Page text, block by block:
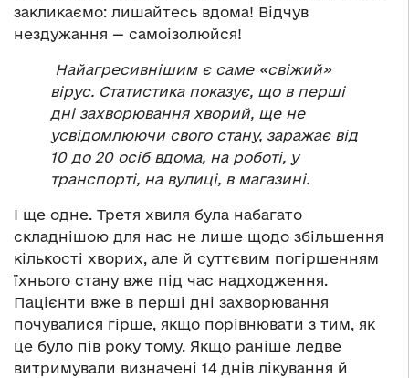
закликаємо: лишайтесь вдома! Відчув
нездужання — самоізолюйся!
Найагресивнішим є саме «свіжий»
вірус. Статистика показує, що в перші
дні захворювання хворий, ще не
усвідомлюючи свого стану, заражає від
10 до 20 осіб вдома, на роботі, у
транспорті, на вулиці, в магазині.
І ще одне. Третя хвиля була набагато
складнішою для нас не лише щодо збільшення
кількості хворих, але й суттєвим погіршенням
їхнього стану вже під час надходження.
Пацієнти вже в перші дні захворювання
почувалися гірше, якщо порівнювати з тим, як
це було пів року тому. Якщо раніше ледве
витримували визначені 14 днів лікування й